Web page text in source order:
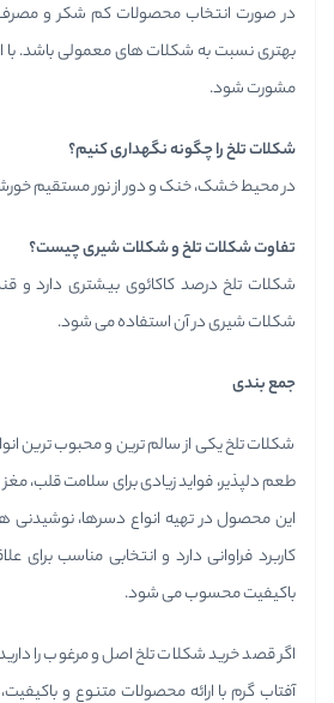
در صورت انتخاب محصولات کم شکر و مصرف
بهتری نسبت به شکلات های معمولی باشد. با
مشورت شود.
شکلات تلخ را چگونه نگهداری کنیم؟
در محیط خشک، خنک و دور از نور مستقیم
تفاوت شکلات تلخ و شکلات شیری چیست؟
شکلات تلخ درصد کاکائوی بیشتری دارد و
شکلات شیری در آن استفاده می شود.
جمع بندی
شکلات تلخ یکی از سالم ترین و محبوب ترین
طعم دلپذیر، فواید زیادی برای سلامت قلب،
این محصول در تهیه انواع دسرها،
کاربرد فراوانی دارد و انتخابی مناسب برای
باکیفیت محسوب می شود.
اگر قصد خرید شکلات تلخ اصل و مرغوب را
آفتاب گرم با ارائه محصولات متنوع و